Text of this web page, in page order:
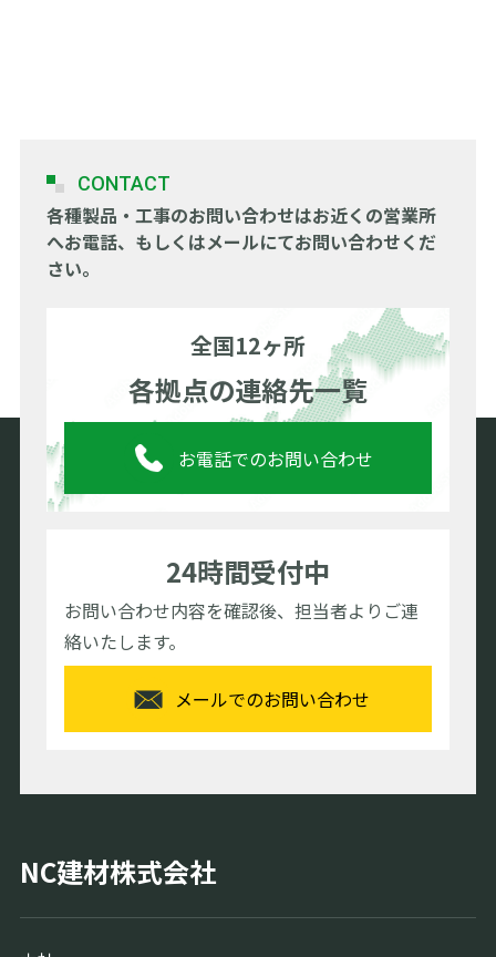
止その他の個人データの適切な管理のために、別
途「個人情報取扱規程」を定め、これを遵守しま
す。
5.委託の取り扱い
当社は、個人情報の取り扱いを第三者に委託する
ことがあります。この場合、当社は、個人情報保
護法に従って、委託先に対する必要かつ適切な監
督を行います。
6.継続的改善
当社は、個人情報の取り扱いを継続的に改善する
当社は、本人またはその代理人から、当該保有個
人データの開示の求めがあったときは、次の各号
の場合を除き、遅滞なく回答します。
本人又は第三者の生命、身体、財産その他の権利
利益を害するおそれがある場合
当社の業務の適正な実施に著しい支障を及ぼすお
願いいたします。
ご案内した申請書類に404円分の郵便切手を同封し
CONTACT
各種製品・工事のお問い合わせはお近くの営業所
へお電話、もしくはメールにてお問い合わせくだ
さい。
全国12ヶ所
各拠点の連絡先一覧
お電話でのお問い合わせ
24時間受付中
お問い合わせ内容を確認後、担当者よりご連
絡いたします。
メールでのお問い合わせ
NC建材株式会社